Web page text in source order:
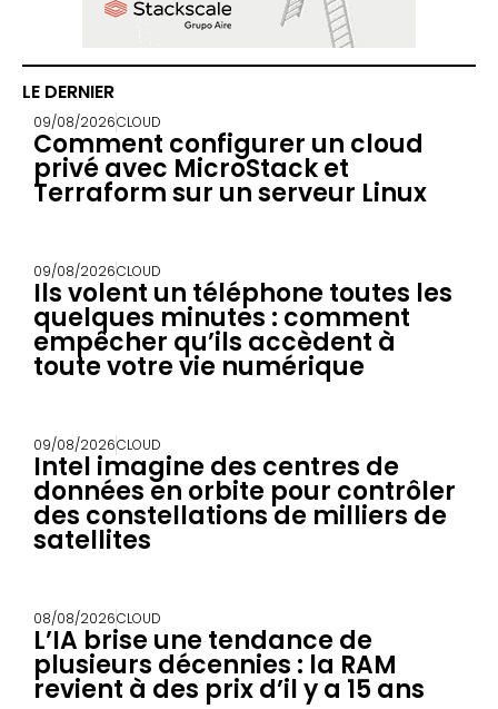
LE DERNIER
09/08/2026CLOUD
Comment configurer un cloud
privé avec MicroStack et
Terraform sur un serveur Linux
09/08/2026CLOUD
Ils volent un téléphone toutes les
quelques minutes : comment
empêcher qu’ils accèdent à
toute votre vie numérique
09/08/2026CLOUD
Intel imagine des centres de
données en orbite pour contrôler
des constellations de milliers de
satellites
08/08/2026CLOUD
L’IA brise une tendance de
plusieurs décennies : la RAM
revient à des prix d’il y a 15 ans